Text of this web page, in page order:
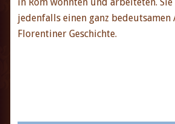
jedenfalls einen ganz
Florentiner Geschichte.